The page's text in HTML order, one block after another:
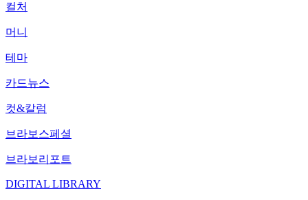
컬처
머니
테마
카드뉴스
컷&칼럼
브라보스페셜
브라보리포트
DIGITAL LIBRARY